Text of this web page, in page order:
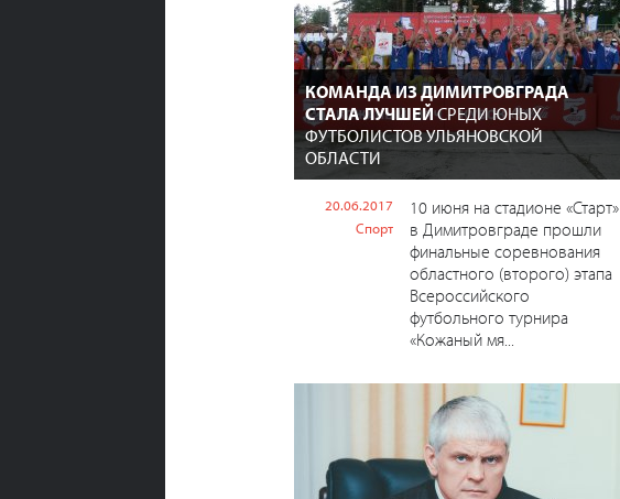
КОМАНДА ИЗ ДИМИТРОВГРАДА
СТАЛА ЛУЧШЕЙСРЕДИ ЮНЫХ
ФУТБОЛИСТОВ УЛЬЯНОВСКОЙ
ОБЛАСТИ
20.06.2017
Спорт
10 июня на стадионе «Старт»
в Димитровграде прошли
финальные соревнования
областного (второго) этапа
Всероссийского
футбольного турнира
«Кожаный мя...